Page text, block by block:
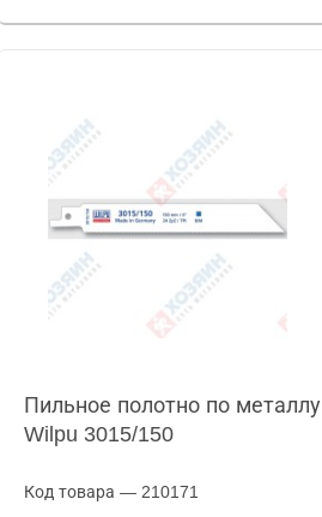
Пильное полотно по металлу
Wilpu 3015/150
Код товара — 210171